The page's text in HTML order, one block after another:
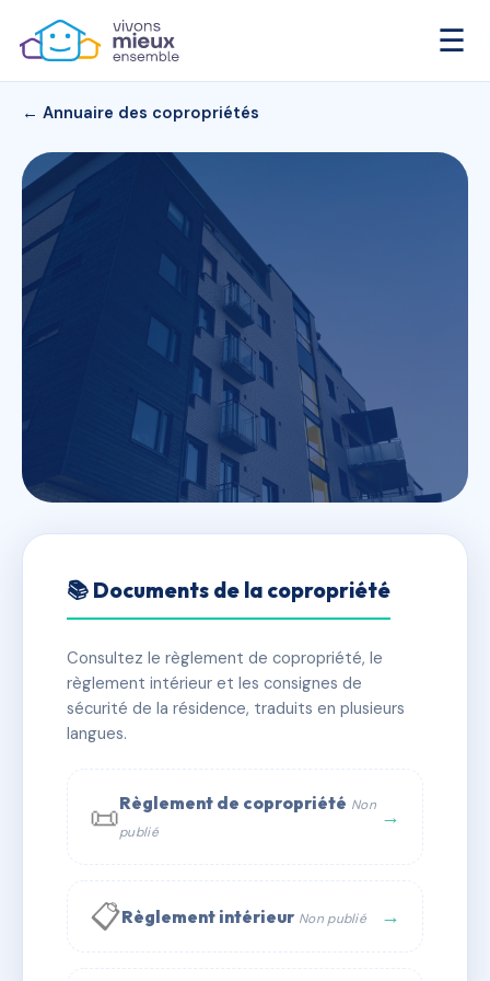
☰
← Annuaire des copropriétés
CHAMP DE MARS
✓ Immatriculée 🏠 46 lots 🏗 2 bâtiment(s)
📞 Contacter Syndic Digital
📚 Documents de la copropriété
Consultez le règlement de copropriété, le
règlement intérieur et les consignes de
sécurité de la résidence, traduits en plusieurs
langues.
📜Règlement de copropriété Non
publié
→
📋Règlement intérieur Non publié →